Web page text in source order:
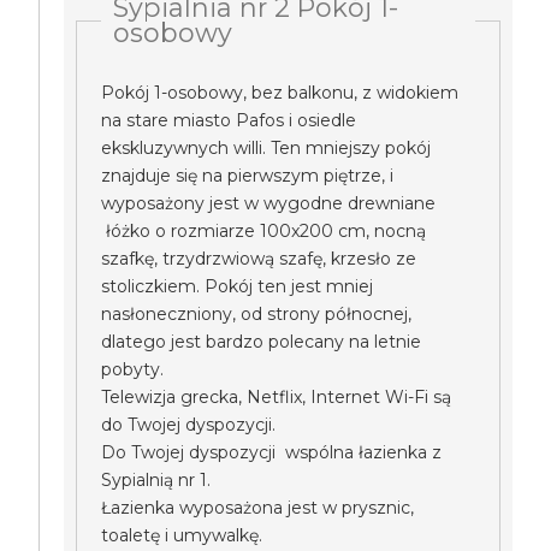
Sypialnia nr 2 Pokój 1-
osobowy
Pokój 1-osobowy, bez balkonu, z widokiem
na stare miasto Pafos i osiedle
ekskluzywnych willi. Ten mniejszy pokój
znajduje się na pierwszym piętrze, i
wyposażony jest w wygodne drewniane
łóżko o rozmiarze 100x200 cm, nocną
szafkę, trzydrzwiową szafę, krzesło ze
stoliczkiem. Pokój ten jest mniej
nasłoneczniony, od strony północnej,
dlatego jest bardzo polecany na letnie
pobyty.
Telewizja grecka, Netflix, Internet Wi-Fi są
do Twojej dyspozycji.
Do Twojej dyspozycji wspólna łazienka z
Sypialnią nr 1.
Łazienka wyposażona jest w prysznic,
toaletę i umywalkę.